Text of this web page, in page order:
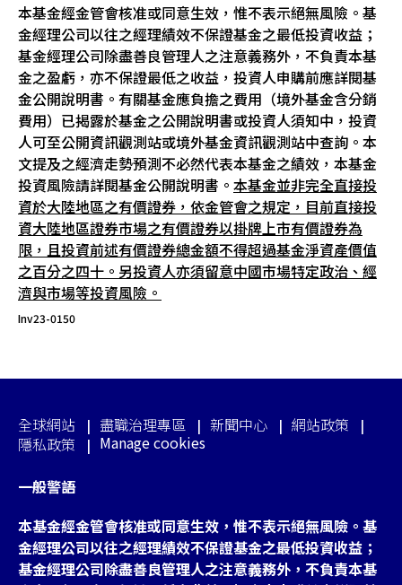
本基金經金管會核准或同意生效，惟不表示絕無風險。基
金經理公司以往之經理績效不保證基金之最低投資收益；
基金經理公司除盡善良管理人之注意義務外，不負責本基
金之盈虧，亦不保證最低之收益，投資人申購前應詳閱基
金公開說明書。有關基金應負擔之費用（境外基金含分銷
費用）已揭露於基金之公開說明書或投資人須知中，投資
人可至公開資訊觀測站或境外基金資訊觀測站中查詢。本
文提及之經濟走勢預測不必然代表本基金之績效，本基金
投資風險請詳閱基金公開說明書。 本基金並非完全直接投
資於大陸地區之有價證券，依金管會之規定，目前直接投
資大陸地區證券市場之有價證券以掛牌上市有價證券為
限，且投資前述有價證券總金額不得超過基金淨資產價值
之百分之四十。另投資人亦須留意中國市場特定政治、經
濟與市場等投資風險。
Inv23-0150
全球網站 盡職治理專區 新聞中心
網站政策
隱私政策
Manage cookies
一般警語
本基金經金管會核准或同意生效，惟不表示絕無風險。基
金經理公司以往之經理績效不保證基金之最低投資收益；
基金經理公司除盡善良管理人之注意義務外，不負責本基